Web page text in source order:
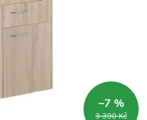
3 390 Kč
–7 %